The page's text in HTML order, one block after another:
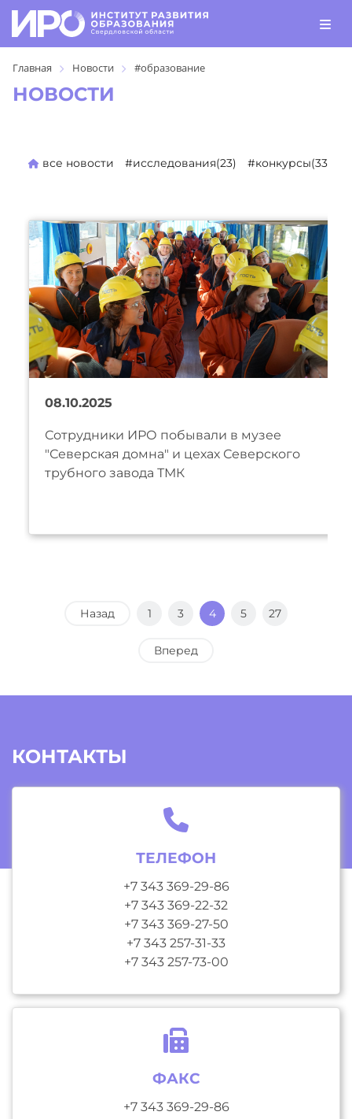
Главная Новости #образование
НОВОСТИ
все новости #исследования(23) #конкурсы(330)
08.10.2025
Сотрудники ИРО побывали в музее
"Северская домна" и цехах Северского
трубного завода ТМК
Назад 1 3 4 5 27
Вперед
КОНТАКТЫ
ТЕЛЕФОН
+7 343 369-29-86
+7 343 369-22-32
+7 343 369-27-50
+7 343 257-31-33
+7 343 257-73-00
ФАКС
+7 343 369-29-86